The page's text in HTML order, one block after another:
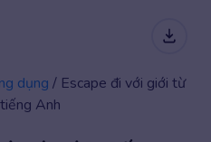
dụng / Escape đi với giới từ
Anh